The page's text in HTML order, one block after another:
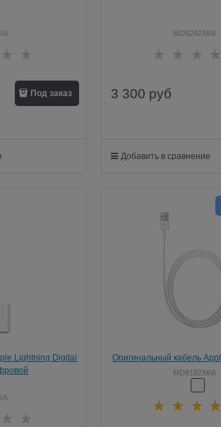
A
Под заказ
MD824ZM/A
3 300 руб
Добавить в сравнение
Lightning Digital
A
Оригинальный кабель
iPhone, iPod, iPad 100 см
MD818ZM/A